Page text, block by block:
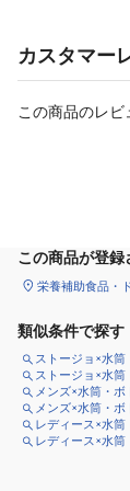
カスタマー
この商品のレビ
この商品が登録
栄養補助食品・
類似条件で探す
ストージョ×水筒
ストージョ×水筒
メンズ×水筒・ボ
メンズ×水筒・ボ
レディース×水筒
レディース×水筒